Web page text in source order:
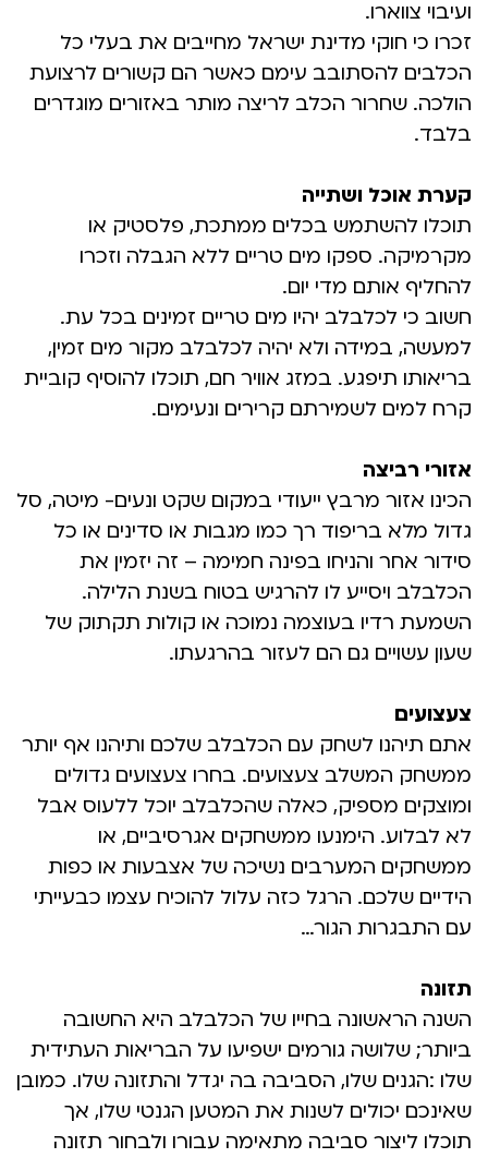
ועיבוי צווארו.
זכרו כי חוקי מדינת ישראל מחייבים את בעלי כל
הכלבים להסתובב עימם כאשר הם קשורים לרצועת
הולכה. שחרור הכלב לריצה מותר באזורים מוגדרים
בלבד.
קערת אוכל ושתייה
תוכלו להשתמש בכלים ממתכת, פלסטיק או
מקרמיקה. ספקו מים טריים ללא הגבלה וזכרו
להחליף אותם מדי יום.
חשוב כי לכלבלב יהיו מים טריים זמינים בכל עת.
למעשה, במידה ולא יהיה לכלבלב מקור מים זמין,
בריאותו תיפגע. במזג אוויר חם, תוכלו להוסיף קוביית
קרח למים לשמירתם קרירים ונעימים.
אזורי רביצה
הכינו אזור מרבץ ייעודי במקום שקט ונעים- מיטה, סל
גדול מלא בריפוד רך כמו מגבות או סדינים או כל
סידור אחר והניחו בפינה חמימה – זה יזמין את
הכלבלב ויסייע לו להרגיש בטוח בשנת הלילה.
השמעת רדיו בעוצמה נמוכה או קולות תקתוק של
שעון עשויים גם הם לעזור בהרגעתו.
צעצועים
אתם תיהנו לשחק עם הכלבלב שלכם ותיהנו אף יותר
ממשחק המשלב צעצועים. בחרו צעצועים גדולים
ומוצקים מספיק, כאלה שהכלבלב יוכל ללעוס אבל
לא לבלוע. הימנעו ממשחקים אגרסיביים, או
ממשחקים המערבים נשיכה של אצבעות או כפות
הידיים שלכם. הרגל כזה עלול להוכיח עצמו כבעייתי
עם התבגרות הגור…
תזונה
השנה הראשונה בחייו של הכלבלב היא החשובה
ביותר; שלושה גורמים ישפיעו על הבריאות העתידית
שלו :הגנים שלו, הסביבה בה יגדל והתזונה שלו. כמובן
שאינכם יכולים לשנות את המטען הגנטי שלו, אך
תוכלו ליצור סביבה מתאימה עבורו ולבחור תזונה